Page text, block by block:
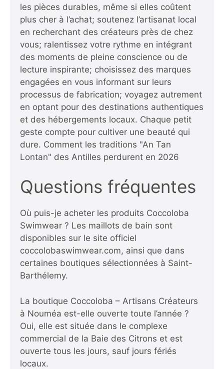
les pièces durables, même si elles coûtent
plus cher à l’achat; soutenez l’artisanat local
en recherchant des créateurs près de chez
vous; ralentissez votre rythme en intégrant
des moments de pleine conscience ou de
lecture inspirante; choisissez des marques
engagées en vous informant sur leurs
processus de fabrication; voyagez autrement
en optant pour des destinations authentiques
et des hébergements locaux. Chaque petit
geste compte pour cultiver une beauté qui
dure. Comment les traditions "An Tan
Lontan" des Antilles perdurent en 2026
Questions fréquentes
Où puis-je acheter les produits Coccoloba
Swimwear ? Les maillots de bain sont
disponibles sur le site officiel
coccolobaswimwear.com, ainsi que dans
certaines boutiques sélectionnées à Saint-
Barthélemy.
La boutique Coccoloba – Artisans Créateurs
à Nouméa est-elle ouverte toute l’année ?
Oui, elle est située dans le complexe
commercial de la Baie des Citrons et est
ouverte tous les jours, sauf jours fériés
locaux.